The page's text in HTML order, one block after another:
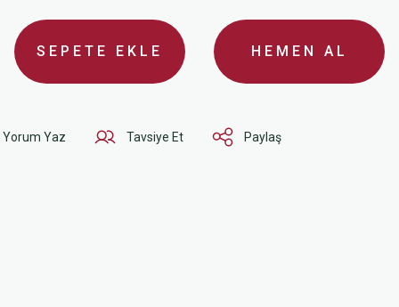
SEPETE EKLE HEMEN AL
Yorum Yaz Tavsiye Et Paylaş